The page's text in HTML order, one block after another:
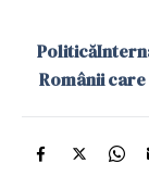
Politică
Românii